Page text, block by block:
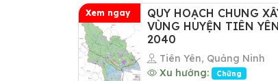
Xem ngay
QUY HOẠCH CHUNG
VÙNG HUYỆN TIÊN
2040
Tiên Yên, Quảng Ninh
Xu hướng:
Chững